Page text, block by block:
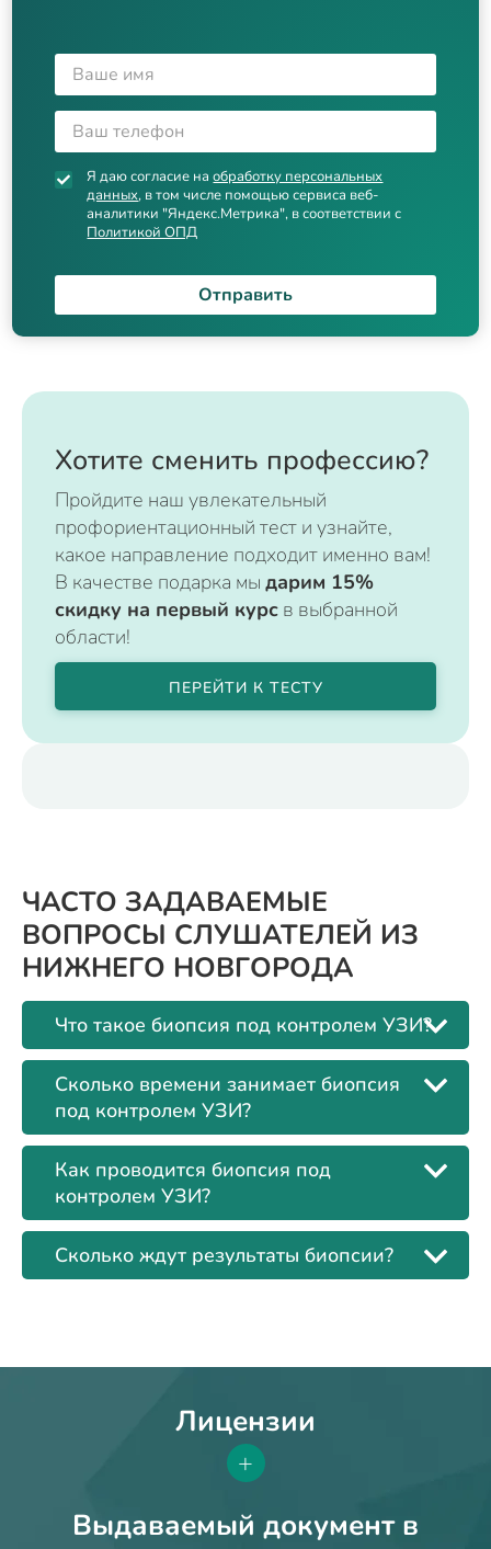
Я даю согласие наобработку персональных
данных, в том числе помощью сервиса веб-
аналитики "Яндекс.Метрика", в соответствии с
Политикой ОПД
Отправить
Хотите сменить профессию?
Пройдите наш увлекательный
профориентационный тест и узнайте,
какое направление подходит именно вам!
В качестве подарка мы дарим 15%
скидку на первый курс в выбранной
области!
ПЕРЕЙТИ К ТЕСТУ
ЧАСТО ЗАДАВАЕМЫЕ
ВОПРОСЫ СЛУШАТЕЛЕЙ ИЗ
НИЖНЕГО НОВГОРОДА
Что такое биопсия под контролем УЗИ?
Сколько времени занимает биопсия
под контролем УЗИ?
Как проводится биопсия под
контролем УЗИ?
Сколько ждут результаты биопсии?
Лицензии
+
Выдаваемый документ в